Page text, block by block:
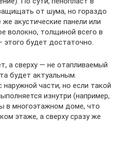
от шума, но гораздо
акустические панели или
волокно, толщиной всего в
будет достаточно.
а сверху — не отапливаемый
будет актуальным.
части, но если такой
изнутри (например,
в многоэтажном доме, что
этаже, а сверху сразу же